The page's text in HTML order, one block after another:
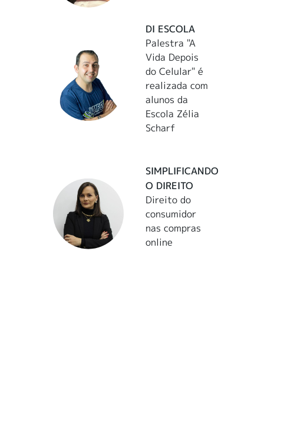
DI ESCOLA
Palestra "A
Vida Depois
do Celular" é
realizada com
alunos da
Escola Zélia
Scharf
SIMPLIFICANDO
O DIREITO
Direito do
consumidor
nas compras
online